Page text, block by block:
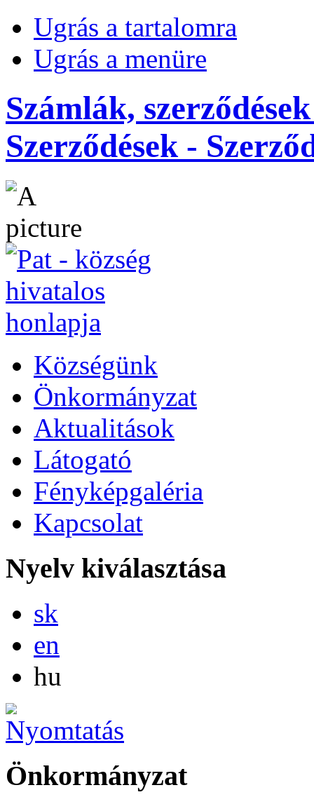
Ugrás a tartalomra
Ugrás a menüre
Számlák,
Szerződések -
Községünk
Önkormányzat
Aktualitások
Látogató
Fényképgaléria
Kapcsolat
Nyelv kiválasztása
sk
en
hu
Önkormányzat